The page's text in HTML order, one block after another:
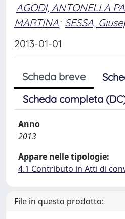
AGODI, ANTONELLA
MARTINA; SESSA,
2013-01-01
Scheda breve
Scheda completa
Anno
2013
Appare nelle tipologie:
4.1 Contributo in Atti di
File in questo prodotto: